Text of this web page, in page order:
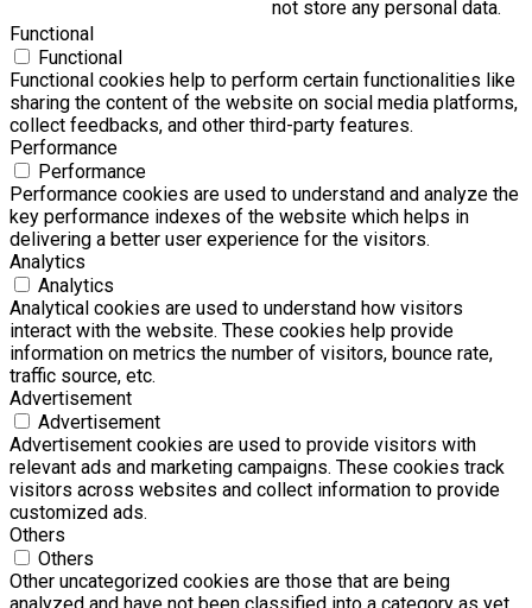
not store any personal data.
Functional
Functional
Functional cookies help to perform certain functionalities like
sharing the content of the website on social media platforms,
collect feedbacks, and other third-party features.
Performance
Performance
Performance cookies are used to understand and analyze the
key performance indexes of the website which helps in
delivering a better user experience for the visitors.
Analytics
Analytics
Analytical cookies are used to understand how visitors
interact with the website. These cookies help provide
information on metrics the number of visitors, bounce rate,
traffic source, etc.
Advertisement
Advertisement
Advertisement cookies are used to provide visitors with
relevant ads and marketing campaigns. These cookies track
visitors across websites and collect information to provide
customized ads.
Others
Others
Other uncategorized cookies are those that are being